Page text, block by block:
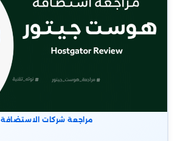
مراجعة شركات الاستضافة